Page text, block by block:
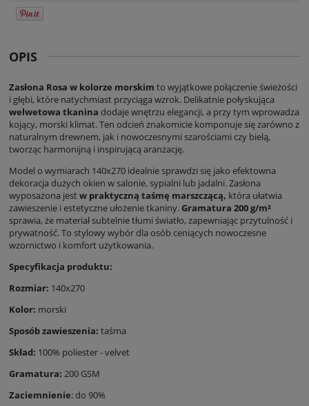
OPIS
Zasłona Rosa w kolorze morskim to wyjątkowe połączenie świeżości
i głębi, które natychmiast przyciąga wzrok. Delikatnie połyskująca
welwetowa tkanina dodaje wnętrzu elegancji, a przy tym wprowadza
kojący, morski klimat. Ten odcień znakomicie komponuje się zarówno z
naturalnym drewnem, jak i nowoczesnymi szarościami czy bielą,
tworząc harmonijną i inspirującą aranżację.
Model o wymiarach 140x270 idealnie sprawdzi się jako efektowna
dekoracja dużych okien w salonie, sypialni lub jadalni. Zasłona
wyposażona jestw praktyczną taśmę marszczącą, która ułatwia
zawieszenie i estetyczne ułożenie tkaniny. Gramatura 200 g/m²
sprawia, że materiał subtelnie tłumi światło, zapewniając przytulność i
prywatność. To stylowy wybór dla osób ceniących nowoczesne
wzornictwo i komfort użytkowania.
Specyfikacja produktu:
Rozmiar: 140x270
Kolor: morski
Sposób zawieszenia: taśma
Skład: 100% poliester - velvet
Gramatura: 200 GSM
Zaciemnienie: do 90%